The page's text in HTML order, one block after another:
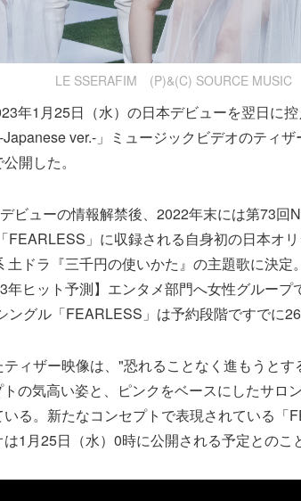
LE SSERAFIM (P)&(C) SOURCE MUSIC
年1月25日（水）の日本デビューを翌日に
ver.-」ミュージックビデオのティ
開した。
ビューの情報解禁後、2022年末には第73回
FEARLESS」に収録される自身初の日本オ
土ドラ『三千円の使いかた』の主題歌に決定
年ヒット予測】エンタメ部門へ女性グループ
ングル「FEARLESS」は予約段階ですでに26
ィザー映像は、"恐れることなく進もうと
の気高い姿と、ピンクをベースにしたサロ
る。新たなコンセプトで表現されている「
1月25日（水）0時に公開される予定とのこ